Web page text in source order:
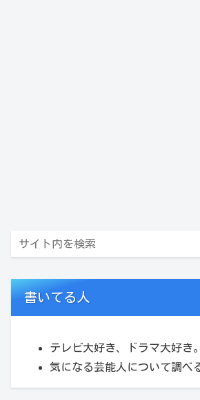
書いてる人
テレビ大好き、ドラマ大好き。
気になる芸能人について調べ